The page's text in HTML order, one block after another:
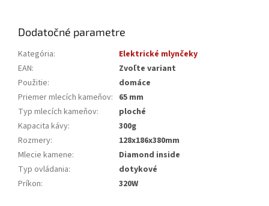
Dodatočné parametre
Kategória:
Elektrické mlynčeky
EAN:
Zvoľte variant
Použitie:
domáce
Priemer mlecích kameňov: 65 mm
Typ mlecích kameňov:
ploché
Kapacita kávy:
300g
Rozmery:
128x186x380mm
Mlecie kamene:
Diamond inside
Typ ovládania:
dotykové
Príkon: 320W